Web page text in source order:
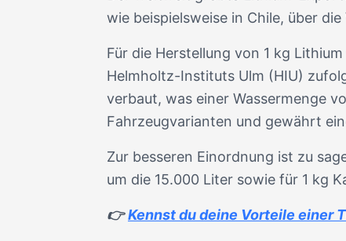
wie beispielsweise in Chile, über
Für die Herstellung von 1 kg
Helmholtz-Instituts Ulm (HIU)
verbaut, was einer Wassermenge
Fahrzeugvarianten und gewährt
Zur besseren Einordnung ist zu
um die 15.000 Liter sowie für 1 kg
👉 Kennst du deine Vorteile einer